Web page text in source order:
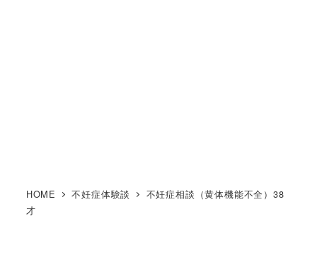
HOME 不妊症体験談
不妊症相談（黄体機能不全）38
才